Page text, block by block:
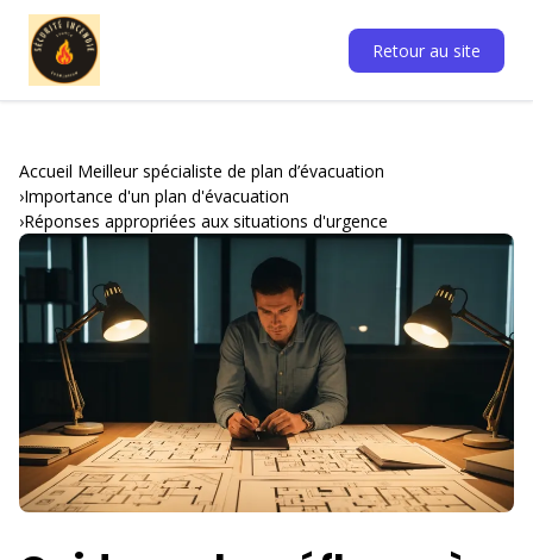
Retour au site
Accueil Meilleur spécialiste de plan d’évacuation
Importance d'un plan d'évacuation
Réponses appropriées aux situations d'urgence